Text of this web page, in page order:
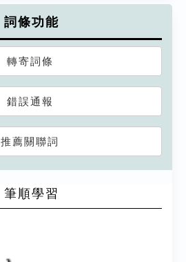
詞條功能
轉寄詞條
錯誤通報
推薦關聯詞
筆順學習